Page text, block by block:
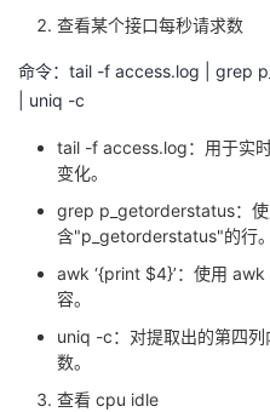
查看某个接口每秒请求数
命令：tail -f access.log | grep
| uniq -c
tail -f access.log：用于实
变化。
grep p_getorderstatus：
含"p_getorderstatus"的行。
awk ‘{print $4}’：使用
容。
uniq -c：对提取出的第四
数。
查看 cpu idle